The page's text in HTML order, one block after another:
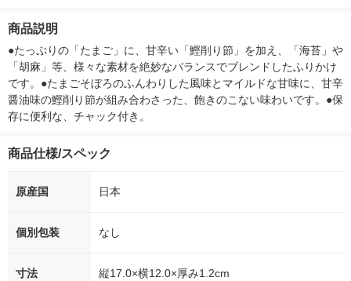
商品説明
●たっぷりの「たまご」に、甘辛い「鰹削り節」を加え、「海苔」や
「胡麻」等、様々な素材を絶妙なバランスでブレンドしたふりかけ
です。●たまごそぼろのふんわりした風味とマイルドな甘味に、甘辛
醤油味の鰹削り節が組み合わさった、飽きのこない味わいです。●保
存に便利な、チャック付き。
商品仕様/スペック
原産国 日本
個別包装 なし
寸法 縦17.0×横12.0×厚み1.2cm